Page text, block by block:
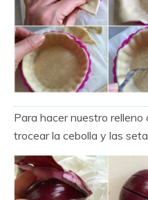
Para hacer nuestro
trocear la cebolla y las